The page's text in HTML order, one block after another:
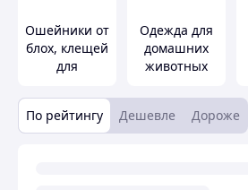
Ошейники от
блох, клещей
для
Одежда для
домашних
животных
По рейтингу Дешевле Дороже